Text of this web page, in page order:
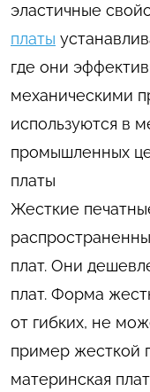
эластичные
платы
где они
механическими
используются в
промышленных
платы
Жесткие
плат. Они
плат. Форма
от гибких, не
пример жесткой
материнская